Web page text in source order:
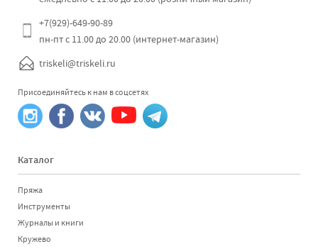
+7(929)-649-90-89
пн-пт с 11.00 до 20.00 (интернет-магазин)
triskeli@triskeli.ru
Присоединяйтесь к нам в соцсетях
Каталог
Пряжа
Инструменты
Журналы и книги
Кружево